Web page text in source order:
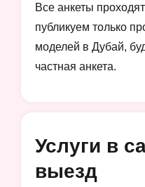
Все анкеты
публикуем только
моделей в Дубай,
частная анкета.
Услуги в
выезд